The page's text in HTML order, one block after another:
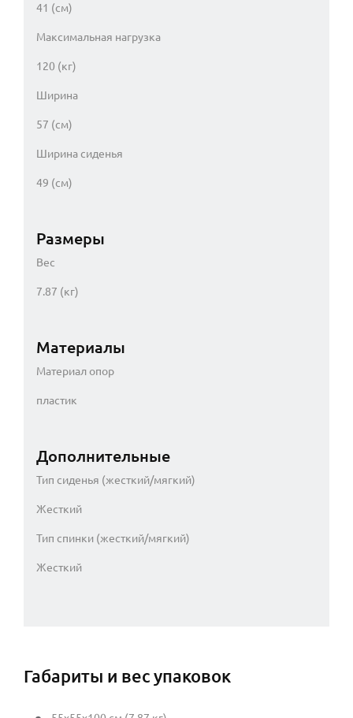
41 (см)
Максимальная нагрузка
120 (кг)
Ширина
57 (см)
Ширина сиденья
49 (см)
Размеры
Вес
7.87 (кг)
Материалы
Материал опор
пластик
Дополнительные
Тип сиденья (жесткий/мягкий)
Жесткий
Тип спинки (жесткий/мягкий)
Жесткий
Габариты и вес упаковок